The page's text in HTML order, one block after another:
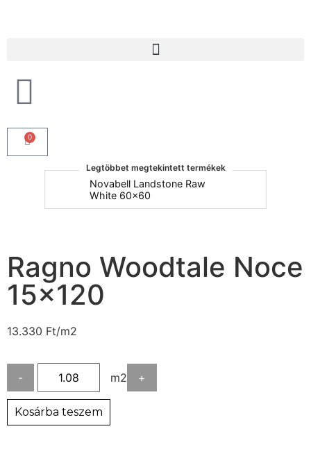
0
Legtöbbet megtekintett termékek
Novabell Landstone Raw
White 60x60
Ragno Woodtale Noce
15×120
13.330 Ft/m2
- m2 +
Kosárba teszem